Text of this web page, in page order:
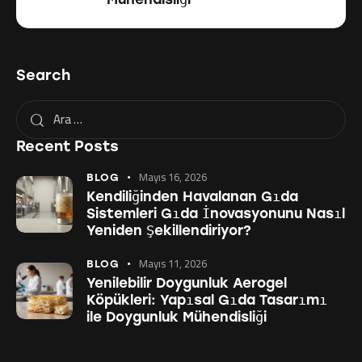
Search
Recent Posts
BLOG Mayıs 16, 2026
Kendiliğinden Havalanan Gıda
Sistemleri Gıda İnovasyonunu Nasıl
Yeniden Şekillendiriyor?
BLOG Mayıs 11, 2026
Yenilebilir Doygunluk Aerogel
Köpükleri: Yapısal Gıda Tasarımı
ile Doygunluk Mühendisliği